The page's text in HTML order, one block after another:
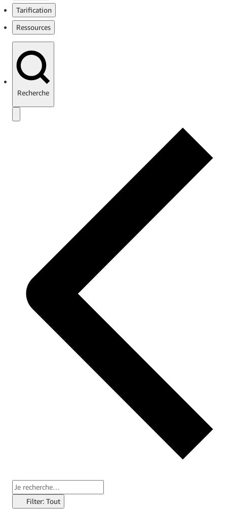
Tarification
Ressources
Recherche
Filter: Tout